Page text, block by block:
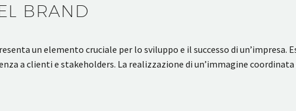
BRAND
un elemento cruciale per lo sviluppo e il successo di un’impresa.
a clienti e stakeholders. La realizzazione di un’immagine